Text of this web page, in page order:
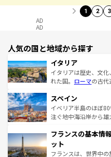
1 2 3
AD
AD
人気の国と地域から探す
イタリア
イタリアは歴史、文
れた国。 ローマの古代
ろん、トスカーナの美
景など、自然景観も
ピザやパスタなど、
ませてくれるイタリ
なお、新着のイタリア
しい。
スペイン
イベリア半島のほぼ
注ぐ地中海沿岸から
文化が根付くこの国
れる闘牛、そして美味
る。首都マドリード
フランスの基本情
ット
フランスは、世界中